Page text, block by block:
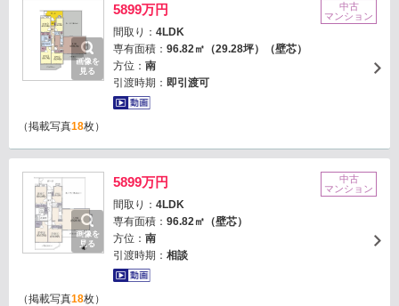
画像を
見る
5899万円
間取り： 4LDK
専有面積： 96.82㎡（29.28坪）（壁芯）
方位： 南
引渡時期： 即引渡可
中古
マンション
（掲載写真18枚）
画像を
見る
5899万円
間取り： 4LDK
専有面積： 96.82㎡（壁芯）
方位： 南
引渡時期： 相談
中古
マンション
（掲載写真18枚）